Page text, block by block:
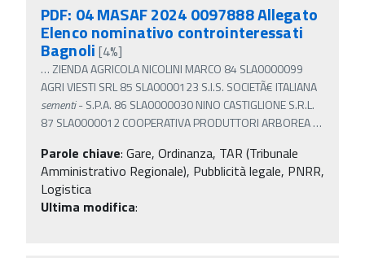
PDF: 04 MASAF 2024 0097888 Allegato
Elenco nominativo controinteressati
Bagnoli [4%]
… ZIENDA AGRICOLA NICOLINI MARCO 84 SLA0000099
AGRI VIESTI SRL 85 SLA0000123 S.I.S. SOCIETÃ€ ITALIANA
sementi- S.P.A. 86 SLA0000030 NINO CASTIGLIONE S.R.L.
87 SLA0000012 COOPERATIVA PRODUTTORI ARBOREA…
Parole chiave: Gare, Ordinanza, TAR (Tribunale
Amministrativo Regionale), Pubblicità legale, PNRR,
Logistica
Ultima modifica: